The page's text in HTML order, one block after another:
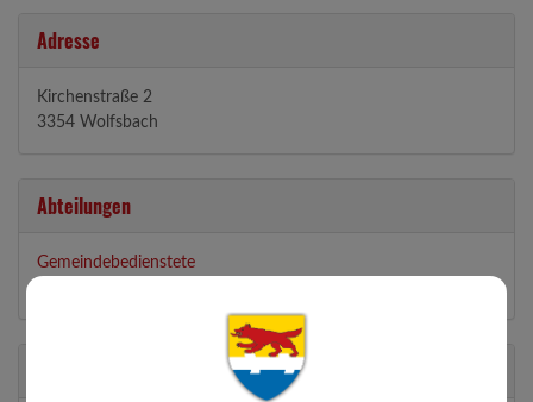
Adresse
Kirchenstraße 2
3354 Wolfsbach
Abteilungen
Gemeindebedienstete